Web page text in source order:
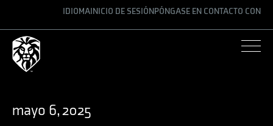
IDIOMAINICIO DE SESIÓNPÓNGASE EN CONTACTO CON
mayo 6, 2025